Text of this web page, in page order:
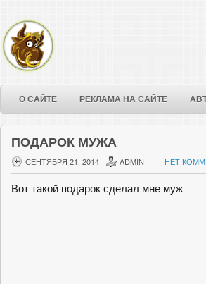
О САЙТЕ РЕКЛАМА НА САЙТЕ
ПОДАРОК МУЖА
СЕНТЯБРЯ 21, 2014 ADMIN НЕТ
Вот такой подарок сделал мне муж